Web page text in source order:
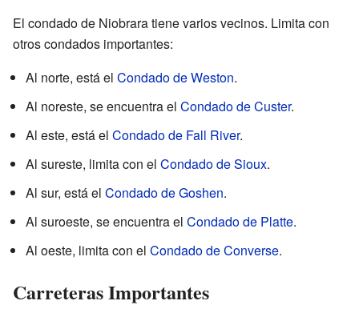
El condado de Niobrara tiene varios vecinos. Limita con
otros condados importantes:
Al norte, está el Condado de Weston.
Al noreste, se encuentra el Condado de Custer.
Al este, está el Condado de Fall River.
Al sureste, limita con el Condado de Sioux.
Al sur, está el Condado de Goshen.
Al suroeste, se encuentra el Condado de Platte.
Al oeste, limita con el Condado de Converse.
Carreteras Importantes